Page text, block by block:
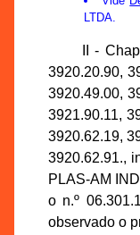
LTDA.
II -
3920.20.90,
3920.49.00,
3921.90.11,
3920.62.19,
3920.62.91.,
PLAS-AM
o n.º
observado o